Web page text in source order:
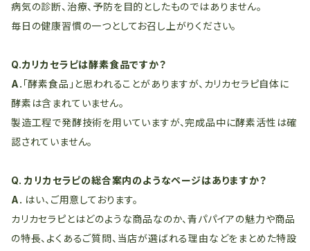
病気の診断、治療、予防を目的としたものではありません。
毎日の健康習慣の一つとしてお召し上がりください。
Q.カリカセラピは酵素食品ですか？
A. 「酵素食品」と思われることがありますが、カリカセラピ自体に
酵素は含まれていません。
製造工程で発酵技術を用いていますが、完成品中に酵素活性は確
認されていません。
Q. カリカセラピの総合案内のようなページはありますか？
A. はい、ご用意しております。
カリカセラピとはどのような商品なのか、青パパイアの魅力や商品
の特長、よくあるご質問、当店が選ばれる理由などをまとめた特設